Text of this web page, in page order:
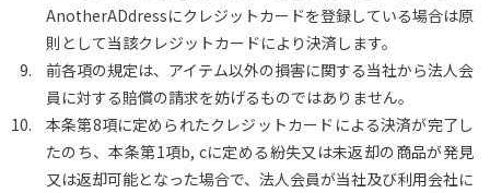
AnotherADdressにクレジットカードを登録している場合は原
則として当該クレジットカードにより決済します。
前各項の規定は、アイテム以外の損害に関する当社から法人会
員に対する賠償の請求を妨げるものではありません。
本条第8項に定められたクレジットカードによる決済が完了し
たのち、本条第1項b, cに定める紛失又は未返却の商品が発見
又は返却可能となった場合で、法人会員が当社及び利用会社に